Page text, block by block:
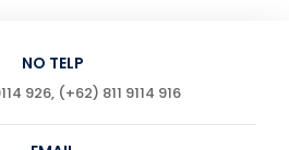
NO TELP
926, (+62) 811 9114 916